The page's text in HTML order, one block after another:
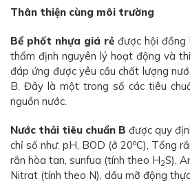
Thân thiện cùng môi trường
Bể phốt nhựa giá rẻ được hội đồng
thẩm định nguyên lý hoạt động và
đáp ứng được yêu cầu chất lượng
B. Đây là một trong số các tiêu
nguồn nước.
Nước thải tiêu chuẩn B được quy
chỉ số như: pH, BOD (ở 20oC), Tổng
rắn hòa tan, sunfua (tính theo H2S),
Nitrat (tính theo N), dầu mỡ động